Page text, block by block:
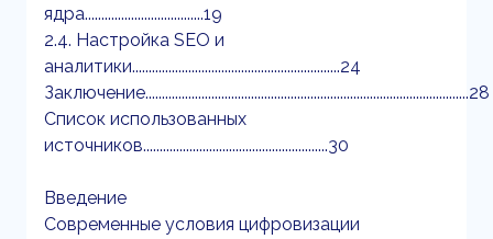
ядра....................................19
2.4. Настройка SEO и
аналитики...............................................................24
Заключение..................................................................................................28
Список использованных
источников........................................................30
Введение
Современные условия цифровизации